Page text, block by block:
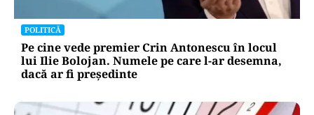
POLITICĂ
Pe cine vede premier Crin Antonescu în locul
lui Ilie Bolojan. Numele pe care l-ar desemna,
dacă ar fi președinte